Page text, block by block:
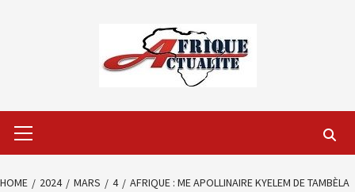
Menu
HOME 2024 MARS 4
AFRIQUE : ME APOLLINAIRE KYELEM DE TAMBÈLA